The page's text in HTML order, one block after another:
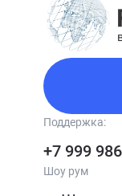
Поддержка:
+7 999
Шоу рум